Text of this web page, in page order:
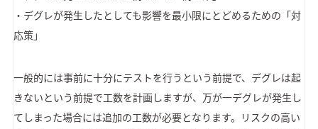
・デグレが発生したとしても影響を最小限にとどめるための「対
応策」
一般的には事前に十分にテストを行うという前提で、デグレは起
きないという前提で工数を計画しますが、万が一デグレが発生し
てしまった場合には追加の工数が必要となります。リスクの高い